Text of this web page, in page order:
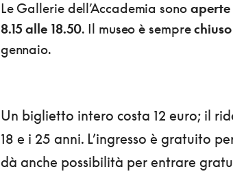
Le Gallerie dell’Accademia sono aperte
8.15 alle 18.50. Il museo è sempre
gennaio.
Un biglietto intero costa 12 euro; il
18 e i 25 anni. L’ingresso è gratuito
dà anche possibilità per entrare